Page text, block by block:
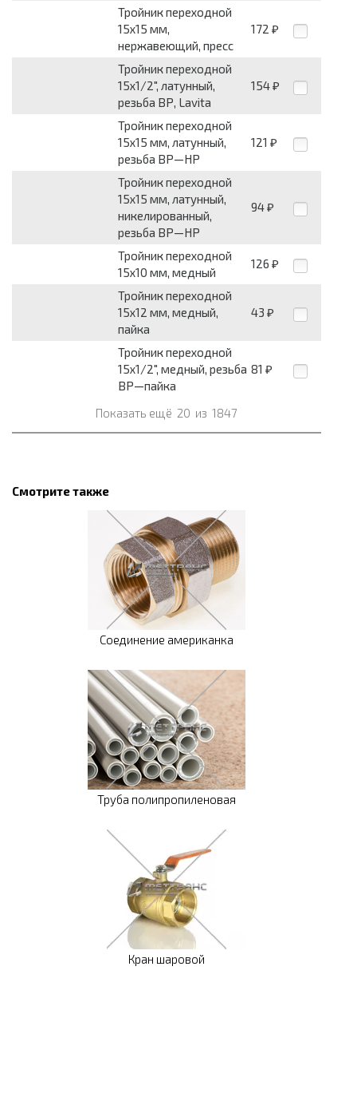
Тройник переходной
15x15 мм,
нержавеющий, пресс
172 ₽
Тройник переходной
15x1/2", латунный,
резьба ВР, Lavita
154 ₽
Тройник переходной
15x15 мм, латунный,
резьба ВР—НР
121 ₽
Тройник переходной
15x15 мм, латунный,
никелированный,
резьба ВР—НР
94 ₽
Тройник переходной
15x10 мм, медный
126 ₽
Тройник переходной
15x12 мм, медный,
пайка
43 ₽
Тройник переходной
15x1/2", медный, резьба
ВР—пайка
81 ₽
Показать ещё 20 из 1847
Смотрите также
Соединение американка
Труба полипропиленовая
Кран шаровой